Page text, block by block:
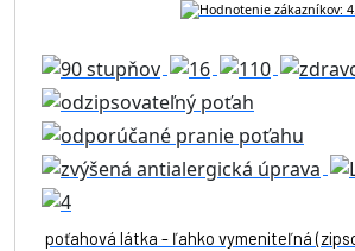
poťahová látka - ľahko vymeniteľná